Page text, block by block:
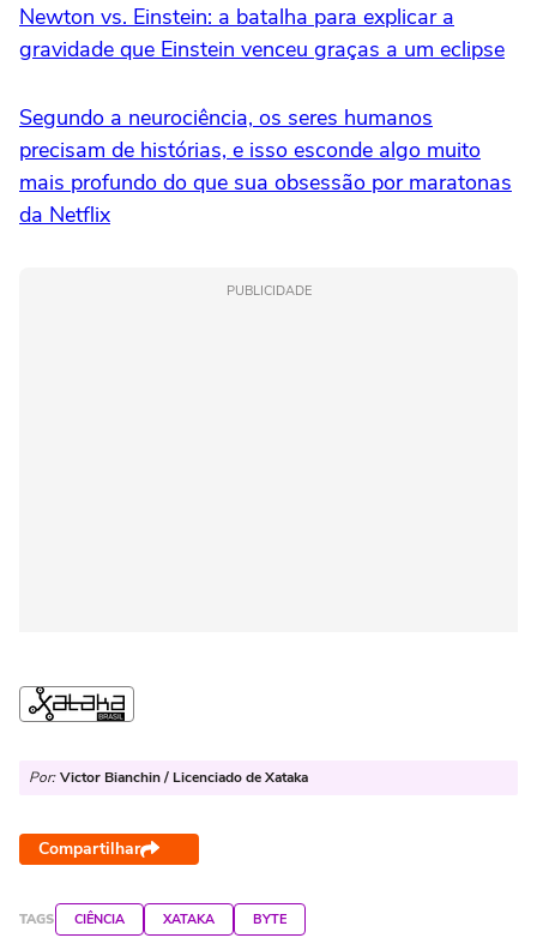
Newton vs. Einstein: a batalha para explicar a
gravidade que Einstein venceu graças a um eclipse
Segundo a neurociência, os seres humanos
precisam de histórias, e isso esconde algo muito
mais profundo do que sua obsessão por maratonas
da Netflix
PUBLICIDADE
Por: Victor Bianchin / Licenciado de Xataka
Compartilhar
TAGS CIÊNCIA XATAKA BYTE